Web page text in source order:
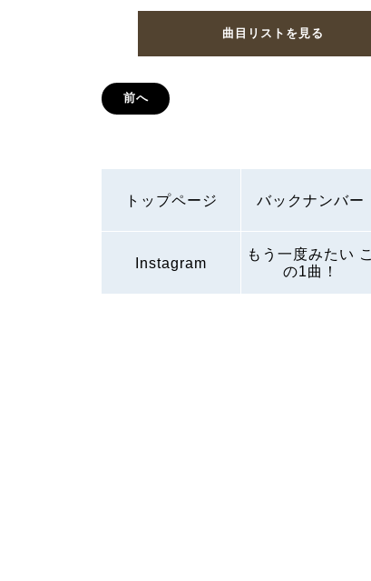
曲目リストを見る
前へ
トップページ バックナンバー
Instagram
もう一度みたい こ
の1曲！